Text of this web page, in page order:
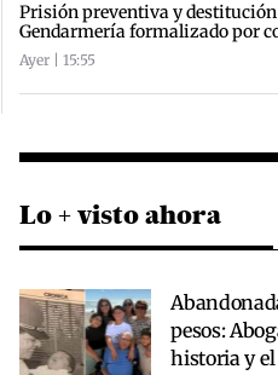
Prisión preventiva y
Gendarmería formalizado por
Ayer | 15:55
Lo + visto ahora
pesos:
historia y el